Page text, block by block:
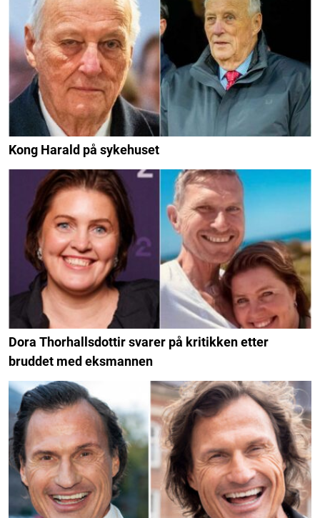
Kong Harald på sykehuset
Dora Thorhallsdottir svarer på kritikken etter
bruddet med eksmannen